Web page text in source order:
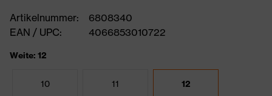
Artikelnummer:
6808340
EAN / UPC:
4066853010722
Weite: 12
10 11 12